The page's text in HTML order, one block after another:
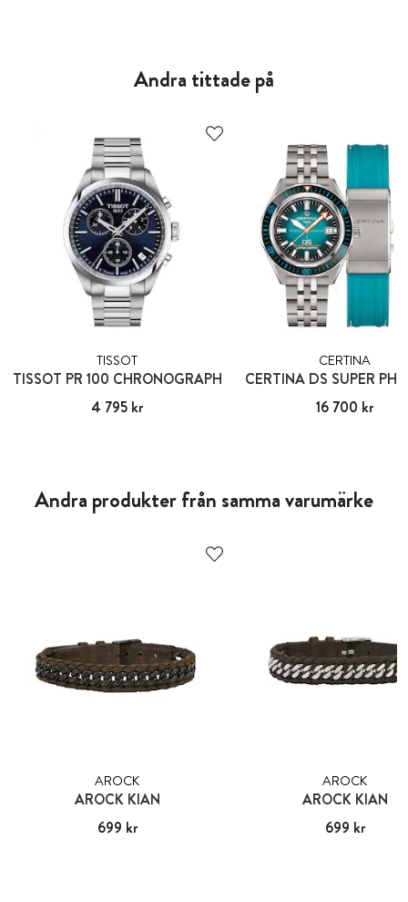
Andra tittade på
TISSOT
TISSOT PR 100 CHRONOGRAPH
Pris:4 795 kr
4 795 kr
CERTINA
CERTINA DS SUPER
Pris: 16 700 kr
16 700 kr
Andra produkter från samma varumärke
AROCK
AROCK KIAN
Pris:699 kr
699 kr
AROCK
AROCK KIAN
Pris:699 kr
699 kr